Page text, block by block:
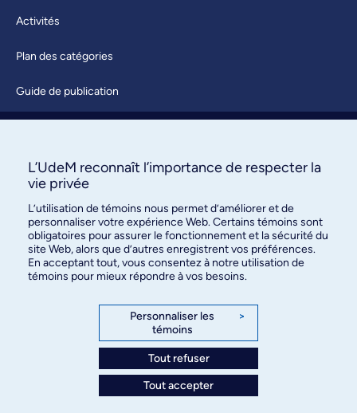
Activités
Plan des catégories
Guide de publication
À propos / Nous joindre
des relations publiques
3744, rue Jean-Brillant, bureau 490
Montréal (Québec) H3T 1P1
L’UdeM reconnaît l’importance de respecter la
vie privée
L’utilisation de témoins nous permet d’améliorer et de
personnaliser votre expérience Web. Certains témoins sont
obligatoires pour assurer le fonctionnement et la sécurité du
site Web, alors que d’autres enregistrent vos préférences.
En acceptant tout, vous consentez à notre utilisation de
témoins pour mieux répondre à vos besoins.
Personnaliser les
témoins
>
Tout refuser
Tout accepter